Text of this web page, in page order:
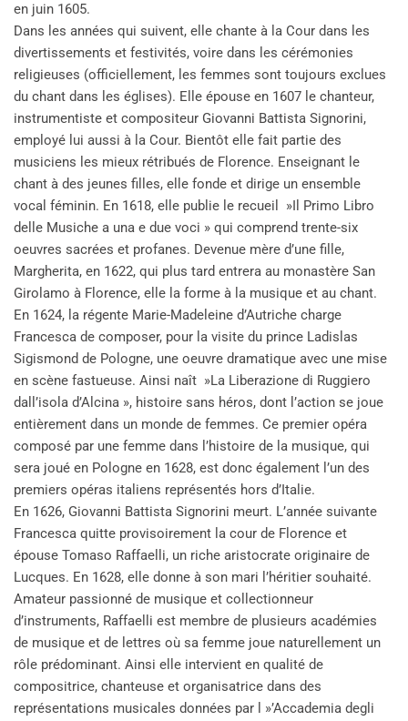
en juin 1605.
Dans les années qui suivent, elle chante à la Cour dans les
divertissements et festivités, voire dans les cérémonies
religieuses (officiellement, les femmes sont toujours exclues
du chant dans les églises). Elle épouse en 1607 le chanteur,
instrumentiste et compositeur Giovanni Battista Signorini,
employé lui aussi à la Cour. Bientôt elle fait partie des
musiciens les mieux rétribués de Florence. Enseignant le
chant à des jeunes filles, elle fonde et dirige un ensemble
vocal féminin. En 1618, elle publie le recueil »Il Primo Libro
delle Musiche a una e due voci » qui comprend trente-six
oeuvres sacrées et profanes. Devenue mère d’une fille,
Margherita, en 1622, qui plus tard entrera au monastère San
Girolamo à Florence, elle la forme à la musique et au chant.
En 1624, la régente Marie-Madeleine d’Autriche charge
Francesca de composer, pour la visite du prince Ladislas
Sigismond de Pologne, une oeuvre dramatique avec une mise
en scène fastueuse. Ainsi naît »La Liberazione di Ruggiero
dall’isola d’Alcina », histoire sans héros, dont l’action se joue
entièrement dans un monde de femmes. Ce premier opéra
composé par une femme dans l’histoire de la musique, qui
sera joué en Pologne en 1628, est donc également l’un des
premiers opéras italiens représentés hors d’Italie.
En 1626, Giovanni Battista Signorini meurt. L’année suivante
Francesca quitte provisoirement la cour de Florence et
épouse Tomaso Raffaelli, un riche aristocrate originaire de
Lucques. En 1628, elle donne à son mari l’héritier souhaité.
Amateur passionné de musique et collectionneur
d’instruments, Raffaelli est membre de plusieurs académies
de musique et de lettres où sa femme joue naturellement un
rôle prédominant. Ainsi elle intervient en qualité de
compositrice, chanteuse et organisatrice dans des
représentations musicales données par l »’Accademia degli